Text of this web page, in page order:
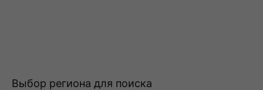
Выбор региона для поиска